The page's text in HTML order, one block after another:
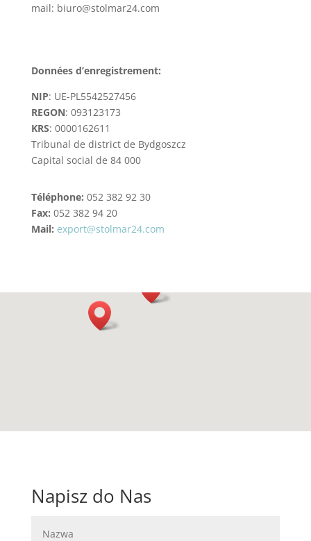
mail: biuro@stolmar24.com
Données d’enregistrement:
NIP: UE-PL5542527456
REGON: 093123173
KRS: 0000162611
Tribunal de district de Bydgoszcz
Capital social de 84 000
Téléphone: 052 382 92 30
Fax: 052 382 94 20
Mail: export@stolmar24.com
Napisz do Nas